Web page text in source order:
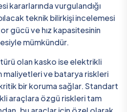
kararlarında vurgulandığı
teknik bilirkişi incelemesi
gücü ve hız kapasitesinin
mümkündür.
olan kasko ise elektrikli
maliyetleri ve batarya riskleri
bir koruma sağlar. Standart
araçlara özgü riskleri tam